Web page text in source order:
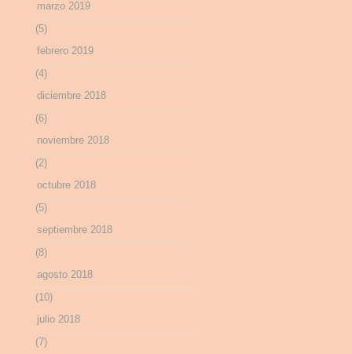
marzo 2019
(5)
febrero 2019
(4)
diciembre 2018
(6)
noviembre 2018
(2)
octubre 2018
(5)
septiembre 2018
(8)
agosto 2018
(10)
julio 2018
(7)